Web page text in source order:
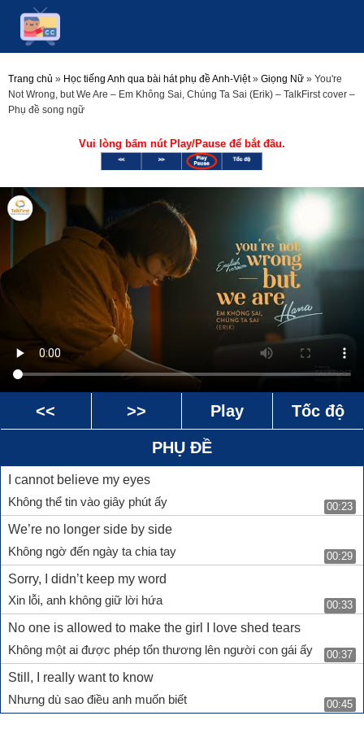
Trang chủ » Học tiếng Anh qua bài hát phụ đề Anh-Việt» Giọng Nữ » You're
Not Wrong, but We Are – Em Không Sai, Chúng Ta Sai (Erik) – TalkFirst cover –
Phụ đề song ngữ
Vui lòng bấm nút Play/Pause để bắt đầu.
PHỤ ĐỀ
I cannot believe my eyes
Không thể tin vào giây phút ấy
00:23
We’re no longer side by side
Không ngờ đến ngày ta chia tay
00:29
Sorry, I didn’t keep my word
Xin lỗi, anh không giữ lời hứa
00:33
No one is allowed to make the girl I love shed tears
Không một ai được phép tổn thương lên người con gái ấy
00:37
Still, I really want to know
Nhưng dù sao điều anh muốn biết
00:45
<< >> Play Tốc độ